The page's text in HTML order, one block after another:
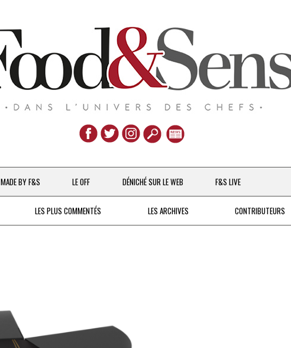
Aller
au
contenu
MADE BY F&S
CHEFS & ACTUALITÉS
LE OFF DÉNICHÉ SUR LE WEB F&S LIVE
LES PLUS COMMENTÉS LES ARCHIVES CONTRIBUTEURS